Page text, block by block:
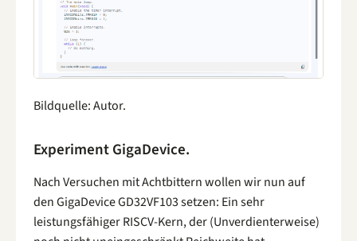
Bildquelle: Autor.
Experiment GigaDevice.
Nach Versuchen mit Achtbittern wollen wir nun auf
den GigaDevice GD32VF103 setzen: Ein sehr
leistungsfähiger RISCV-Kern, der (Unverdienterweise)